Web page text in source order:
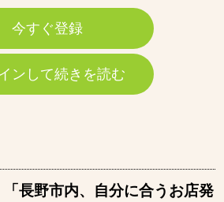
今すぐ登録
ンして続きを読む
「長野市内、自分に合うお店発